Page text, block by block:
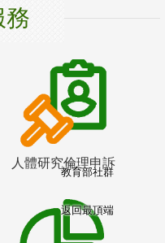
務
人體研究倫理申訴
教育部社群
返回最頂端